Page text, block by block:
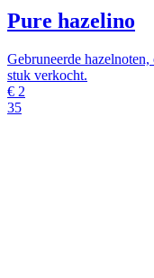
Pure hazelino
Gebruneerde
stuk verkocht.
€ 2
35